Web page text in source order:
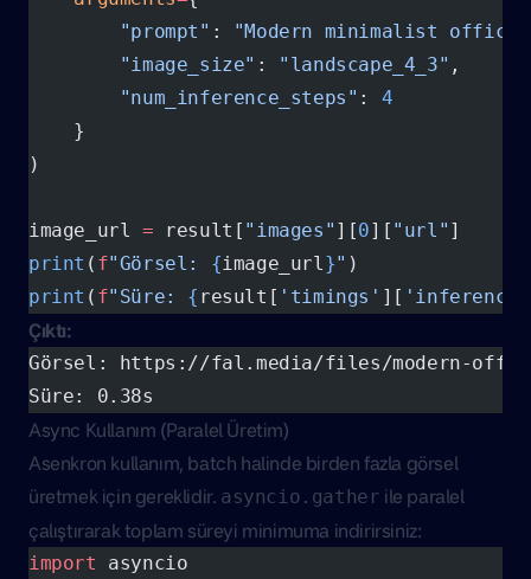
        "prompt"
:
"Modern minimalist
        "image_size"
: "landscape_4_3" ,
        "num_inference_steps"
: 4
    }
)
image_url = result[ "images" ][0][ "url" ]
print ( f"Görsel: {image_url}" )
print ( f"Süre: { result[ 'timings' ][ 'inference'
Çıktı:
Görsel: https://fal.media/files/modern-
Süre: 0.38s
Async Kullanım (Paralel Üretim)
Asenkron kullanım, batch halinde birden fazla görsel
üretmek için gereklidir. asyncio.gather ile paralel
çalıştırarak toplam süreyi minimuma indirirsiniz:
import asyncio